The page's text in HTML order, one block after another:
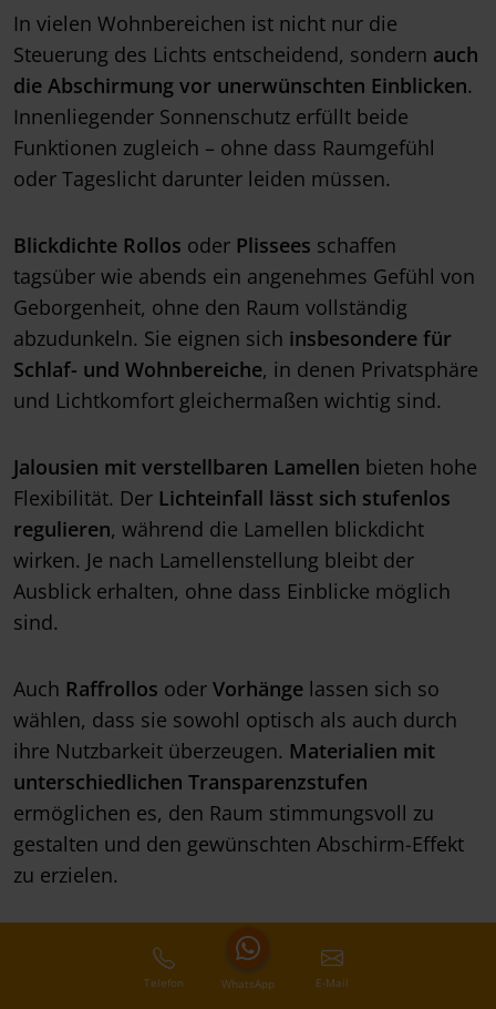
In vielen Wohnbereichen ist nicht nur die
Steuerung des Lichts entscheidend, sondern auch
die Abschirmung vor unerwünschten Einblicken.
Innenliegender Sonnenschutz erfüllt beide
Funktionen zugleich – ohne dass Raumgefühl
oder Tageslicht darunter leiden müssen.
Blickdichte Rollos oder Plissees schaffen
tagsüber wie abends ein angenehmes Gefühl von
Geborgenheit, ohne den Raum vollständig
abzudunkeln. Sie eignen sich insbesondere für
Schlaf- und Wohnbereiche, in denen Privatsphäre
und Lichtkomfort gleichermaßen wichtig sind.
Jalousien mit verstellbaren Lamellen bieten hohe
Flexibilität. Der Lichteinfall lässt sich stufenlos
regulieren, während die Lamellen blickdicht
wirken. Je nach Lamellenstellung bleibt der
Ausblick erhalten, ohne dass Einblicke möglich
sind.
Auch Raffrollos oder Vorhänge lassen sich so
wählen, dass sie sowohl optisch als auch durch
ihre Nutzbarkeit überzeugen. Materialien mit
unterschiedlichen Transparenzstufen
ermöglichen es, den Raum stimmungsvoll zu
gestalten und den gewünschten Abschirm-Effekt
zu erzielen.
Telefon WhatsApp E-Mail